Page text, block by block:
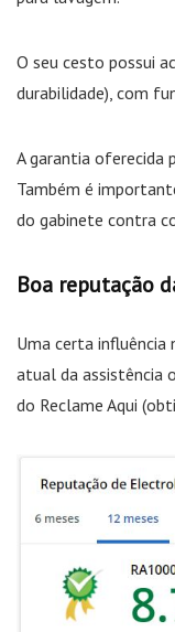
O seu cesto possui
durabilidade), com
A garantia oferecida
Também é
do gabinete contra
Boa reputação
Uma certa influência
atual da assistência
do Reclame Aqui